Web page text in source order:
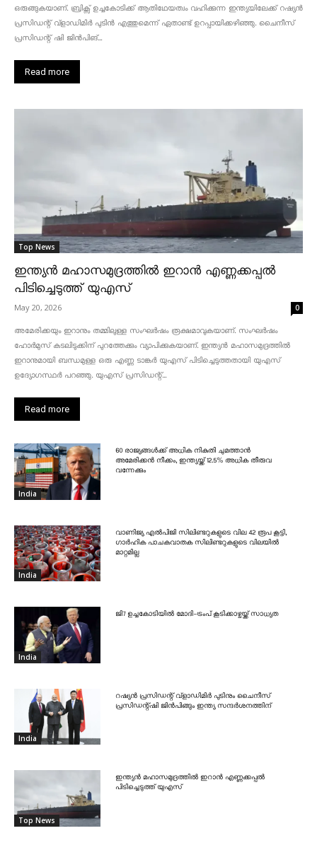
ഒരുങ്ങുകയാണ്. ബ്രിക്സ് ഉച്ചകോടിക്ക് ആതിഥേയത്വം വഹിക്കുന്ന ഇന്ത്യയിലേക്ക് റഷ്യൻ
പ്രസിഡന്റ് വ്‌ളാഡിമിർ പുടിൻ എത്തുമെന്ന് ഏതാണ്ട് ഉറപ്പായിക്കഴിഞ്ഞു. ചൈനീസ്
പ്രസിഡന്റ് ഷി ജിൻപിങ്...
Read more
Top News
ഇന്ത്യൻ മഹാസമുദ്രത്തിൽ ഇറാൻ എണ്ണക്കപ്പൽ
പിടിച്ചെടുത്ത് യുഎസ്
May 20, 2026 0
അമേരിക്കയും ഇറാനും തമ്മിലുള്ള സംഘർഷം രൂക്ഷമാവുകയാണ്. സംഘർഷം
ഹോർമുസ് കടലിടുക്കിന് പുറത്തേക്കും വ്യാപിക്കുകയാണ്. ഇന്ത്യൻ മഹാസമുദ്രത്തിൽ
ഇറാനുമായി ബന്ധമുള്ള ഒരു എണ്ണ ടാങ്കർ യുഎസ് പിടിച്ചെടുത്തതായി യുഎസ്
ഉദ്യോഗസ്ഥർ പറഞ്ഞു. യുഎസ് പ്രസിഡന്റ്...
Read more
India
60 രാജ്യങ്ങൾക്ക് അധിക നികുതി ചുമത്താൻ
അമേരിക്കൻ നീക്കം, ഇന്ത്യയ്ക്ക് 12.5% അധിക തീരുവ
വന്നേക്കും
India
വാണിജ്യ എൽപിജി സിലിണ്ടറുകളുടെ വില 42 രൂപ കൂട്ടി,
ഗാർഹിക പാചകവാതക സിലിണ്ടറുകളുടെ വിലയിൽ
മാറ്റമില്ല
India
ജി7 ഉച്ചകോടിയിൽ മോദി-ട്രംപ് കൂടിക്കാഴ്ചയ്ക്ക് സാധ്യത
India
റഷ്യൻ പ്രസിഡന്റ് വ്‌ളാഡിമിർ പുടിനും ചൈനീസ്
പ്രസിഡന്റ്ഷി ജിൻപിങ്ങും ഇന്ത്യ സന്ദർശനത്തിന്
Top News
ഇന്ത്യൻ മഹാസമുദ്രത്തിൽ ഇറാൻ എണ്ണക്കപ്പൽ
പിടിച്ചെടുത്ത് യുഎസ്